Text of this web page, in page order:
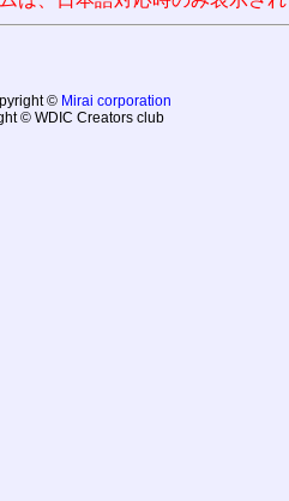
© Mirai corporation
© WDIC Creators club